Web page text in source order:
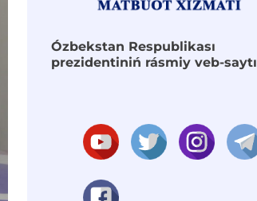
Ózbekstan Respublikası
prezidentiniń rásmiy veb-saytı